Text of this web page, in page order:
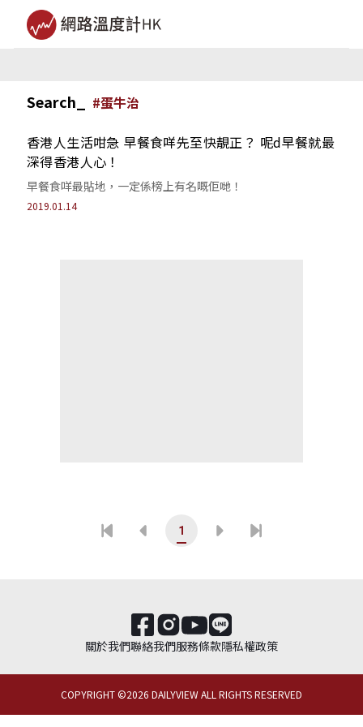
Search_ #蛋牛治
香港人生活咁急 早餐食咩先至快靚正？ 呢d早餐就最
深得香港人心！
早餐食咩最貼地，一定係榜上有名嘅佢哋！
2019.01.14
1
關於我們聯絡我們服務條款隱私權政策
COPYRIGHT ©2026 DAILYVIEW ALL RIGHTS RESERVED